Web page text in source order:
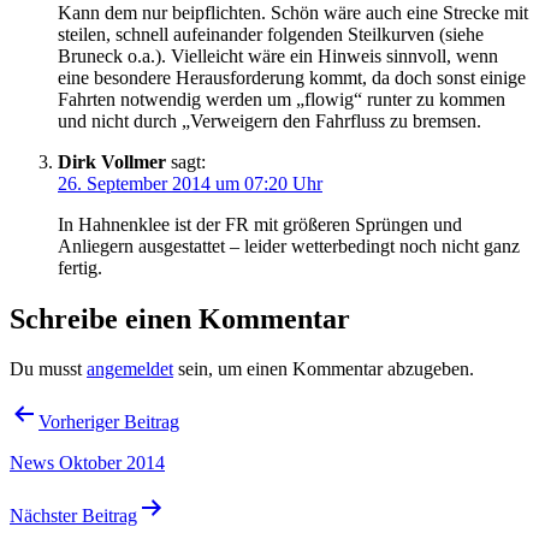
Kann dem nur beipflichten. Schön wäre auch eine Strecke mit
steilen, schnell aufeinander folgenden Steilkurven (siehe
Bruneck o.a.). Vielleicht wäre ein Hinweis sinnvoll, wenn
eine besondere Herausforderung kommt, da doch sonst einige
Fahrten notwendig werden um „flowig“ runter zu kommen
und nicht durch „Verweigern den Fahrfluss zu bremsen.
Dirk Vollmer sagt:
26. September 2014 um 07:20 Uhr
In Hahnenklee ist der FR mit größeren Sprüngen und
Anliegern ausgestattet – leider wetterbedingt noch nicht ganz
fertig.
Schreibe einen Kommentar
Du musstangemeldetsein, um einen Kommentar abzugeben.
Beitragsnavigation
Vorheriger Beitrag
News Oktober 2014
Nächster Beitrag